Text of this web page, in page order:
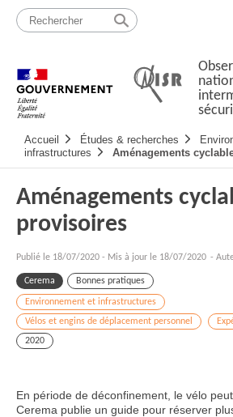
Passer
contenu
principale
Accueil Études & recherches
infrastructures
Aménagements
Aménagements
provisoires
Publié le 18/07/2020 - Mis à jour le 18/07/2020 -
Cerema Bonnes pratiques
Environnement et infrastructures
Vélos et engins de déplacement personnel
2020
En période de déconfinement, le vélo
Cerema publie un guide pour réserver